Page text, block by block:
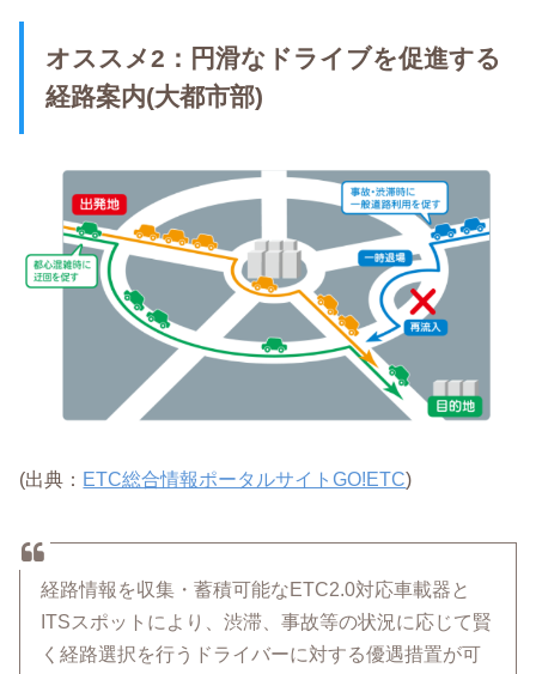
オススメ2：円滑なドライブを促進する
経路案内(大都市部)
(出典： ETC総合情報ポータルサイトGO!ETC)
経路情報を収集・蓄積可能なETC2.0対応車載器と
ITSスポットにより、渋滞、事故等の状況に応じて賢
く経路選択を行うドライバーに対する優遇措置が可